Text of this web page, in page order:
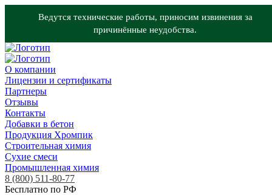
Ведутся технические работы, приносим извинения за
причинённые неудобства.
О компании
Лицензии и сертификаты
Партнеры
Отзывы
Контакты
Добавки в бетон
Продукция Хромпик
Строительная химия
Сухие смеси
Промышленная химия
8 (800) 511-80-77
Бесплатно по РФ